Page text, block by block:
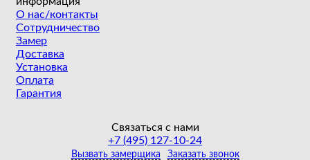
О нас/контакты
Сотрудничество
Замер
Доставка
Установка
Оплата
Гарантия
Связаться с нами
+7 (495) 127-10-24
Вызвать замерщика Заказать звонок